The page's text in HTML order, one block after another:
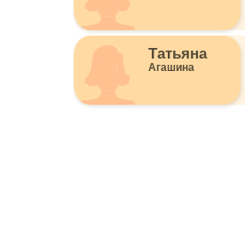
Татьяна
Агашина